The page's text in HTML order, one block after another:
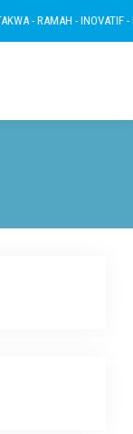
- RAMAH - INOVATIF -